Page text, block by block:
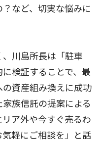
など、切実な悩みに
川島所長は「駐車
検証することで、最
資産組み換えに成功
族信託の提案による
ア外や今すぐ売るわ
軽にご相談を」と話